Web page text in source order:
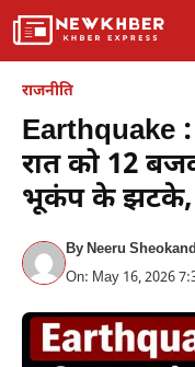
Skip
राजनीति
Earthquake :
रात को 12
भूकंप के झटके,
ByNeeru Sheokand
On: May 16, 2026